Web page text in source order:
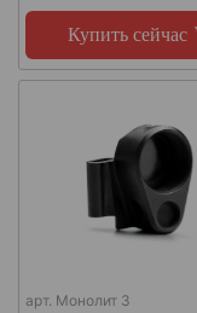
Купить сейчас
арт. Монолит 3